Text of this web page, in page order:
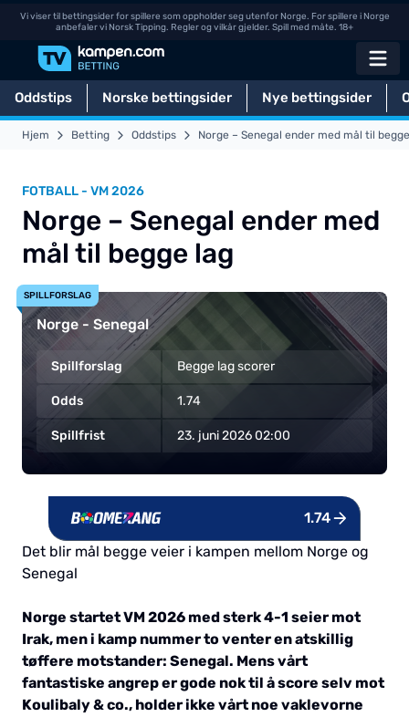
Vi viser til bettingsider for spillere som oppholder seg utenfor Norge. For spillere i Norge
anbefaler vi Norsk Tipping. Regler og vilkår gjelder. Spill med måte. 18+
Oddstips Norske bettingsider Nye bettingsider
Hjem Betting Oddstips Norge – Senegal ender med mål til
Norge – Senegal ender med
mål til begge lag
FOTBALL - VM 2026
SPILLFORSLAG
Spillforslag Begge lag scorer
Odds 1.74
Spillfrist 23. juni 2026 02:00
Norge - Senegal
TIL BOOKMAKER
1.74
Det blir mål begge veier i kampen mellom Norge og
Senegal
Norge startet VM 2026 med sterk 4-1 seier mot
Irak, men i kamp nummer to venter en atskillig
tøffere motstander: Senegal. Mens vårt
fantastiske angrep er gode nok til å score selv mot
Koulibaly & co., holder ikke vårt noe vaklevorne